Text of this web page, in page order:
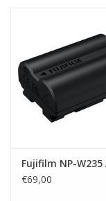
Fujifilm NP-W235
€69,00